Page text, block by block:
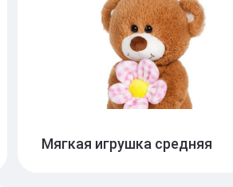
Мягкая игрушка средняя